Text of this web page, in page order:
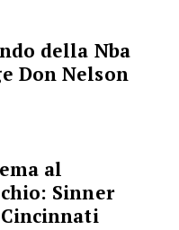
della Nba
Don Nelson
al
Sinner